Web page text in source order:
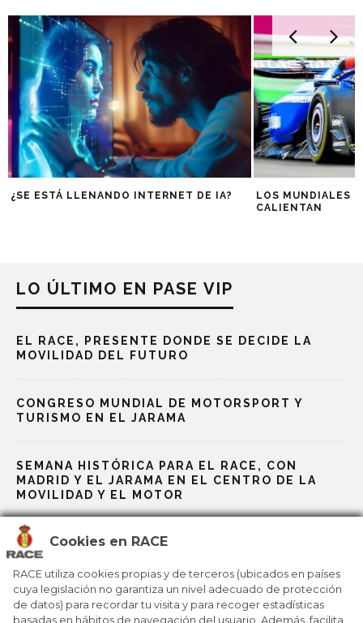
Cookies en RACE
RACE utiliza cookies propias y de terceros (ubicados en países
cuya legislación no garantiza un nivel adecuado de protección
de datos) para recordar tu visita y para recoger estadísticas
basadas en hábitos de navegación del usuario. Además, facilita
¿SE ESTÁ LLENANDO INTERNET DE IA?
LOS MUNDIALES
CALIENTAN
LO ÚLTIMO EN PASE VIP
EL RACE, PRESENTE DONDE SE DECIDE LA
MOVILIDAD DEL FUTURO
CONGRESO MUNDIAL DE MOTORSPORT Y
TURISMO EN EL JARAMA
SEMANA HISTÓRICA PARA EL RACE, CON
MADRID Y EL JARAMA EN EL CENTRO DE LA
MOVILIDAD Y EL MOTOR
EL CIRCUITO DE MADRID JARAMA-RACE ENTRA
EN LA ÉLITE MUNDIAL DE LA FÓRMULA E
EL CIRCUITO DE MADRID JARAMA–RACE SE
CONECTA A LA FÓRMULA E